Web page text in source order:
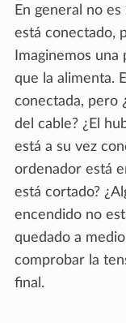
En general no
está conectado,
Imaginemos
que la alimenta.
conectada, pero
del cable? ¿El
está a su vez
ordenador está
está cortado?
encendido no
quedado a
comprobar la
final.